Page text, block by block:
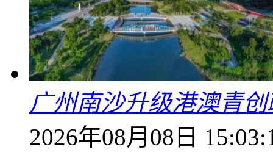
广州南沙升级港澳青
2026年08月08日